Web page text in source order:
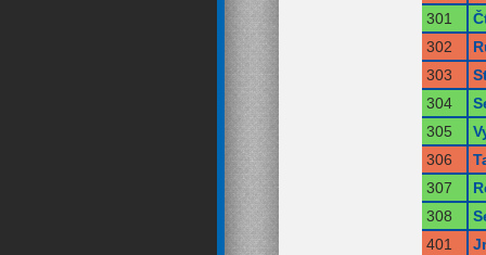
301
302
303
304
305
306
307
308
401